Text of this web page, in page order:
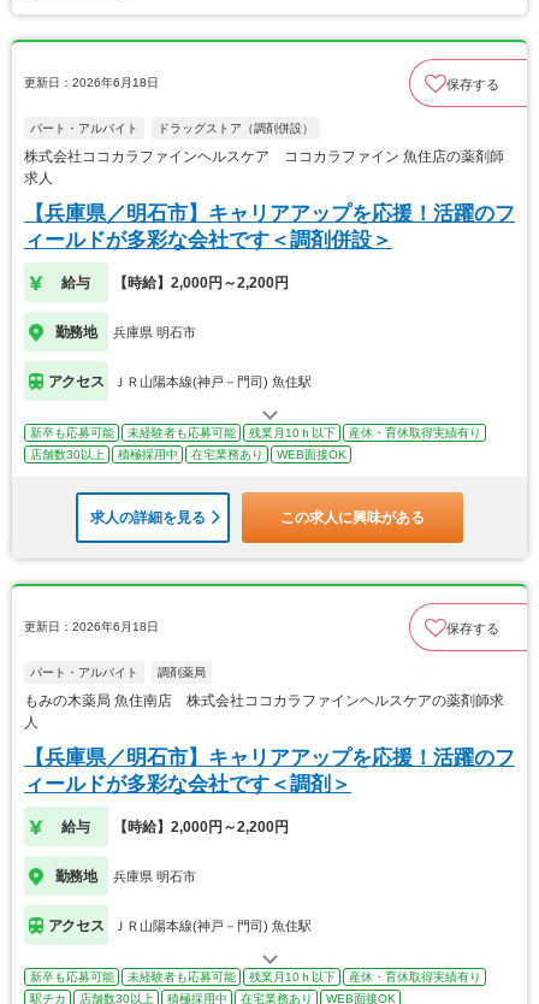
更新日：2026年6月18日 保存する
パート・アルバイト ドラッグストア（調剤併設）
株式会社ココカラファインヘルスケア ココカラファイン 魚住店の薬剤師
求人
【兵庫県／明石市】キャリアアップを応援！活躍のフ
ィールドが多彩な会社です＜調剤併設＞
給与 【時給】2,000円～2,200円
勤務地 兵庫県 明石市
アクセス ＪＲ山陽本線(神戸－門司) 魚住駅
新卒も応募可能 未経験者も応募可能 残業月10ｈ以下
産休・育休取得実績有り
店舗数30以上
積極採用中 在宅業務あり WEB面接OK
求人の詳細を見る この求人に興味がある
更新日：2026年6月18日 保存する
パート・アルバイト 調剤薬局
もみの木薬局 魚住南店 株式会社ココカラファインヘルスケアの薬剤師求
人
【兵庫県／明石市】キャリアアップを応援！活躍のフ
ィールドが多彩な会社です＜調剤＞
給与 【時給】2,000円～2,200円
勤務地 兵庫県 明石市
アクセス ＪＲ山陽本線(神戸－門司) 魚住駅
新卒も応募可能 未経験者も応募可能 残業月10ｈ以下
産休・育休取得実績有り
駅チカ
店舗数30以上 積極採用中 在宅業務あり WEB面接OK